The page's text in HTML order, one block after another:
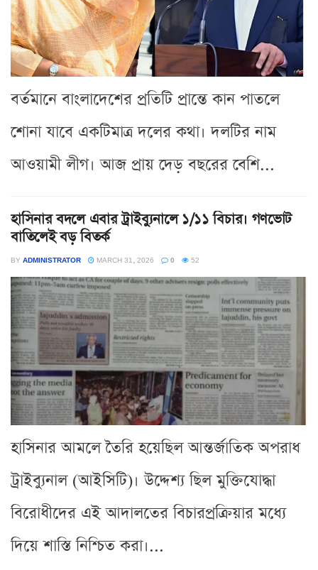
বর্তমানে বাংলাদেশের প্রতিটি প্রান্তে কান পাতলে
শোনা যাবে একটিমাত্র দলের কথা। দলটির নাম
আওয়ামী লীগ। আজ প্রায় দেড় বছরের বেশি...
হাসিনার বদলে এবার ট্রাইব্যুনালে ১/১১ বিচার। গণভোট
বাতিলেই বড় বিতর্ক
BY ADMINISTRATOR MARCH 31, 2026 0 52
হাসিনার আমলে তৈরি হয়েছিল আন্তর্জাতিক অপরাধ
ট্রাইব্যুনাল (আইসিটি)। উদ্দেশ্য ছিল মুক্তিযোদ্ধা
বিরোধীদের এই আদালতের বিচারপ্রক্রিয়ার মধ্যে
দিয়ে শাস্তি নিশ্চিত করা।...